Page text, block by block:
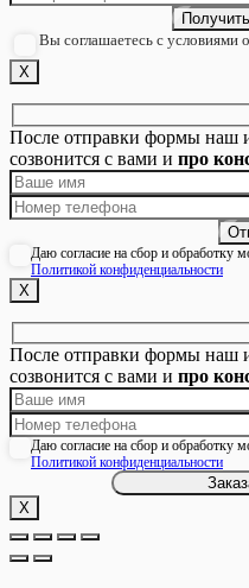
Вы соглашаетесь с условиями
Х
После отправки формы наш
созвонится с вами и про
Даю согласие на сбор и обработку
Политикой конфиденциальности
Х
После отправки формы наш
созвонится с вами и про
Даю согласие на сбор и обработку
Политикой конфиденциальности
Х